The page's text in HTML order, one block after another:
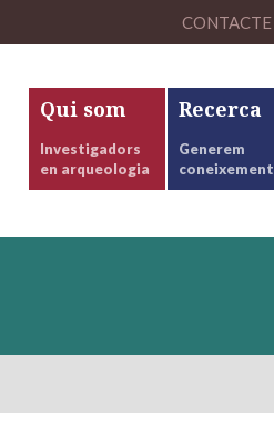
CONTACTE
Qui som
Investigadors
en arqueologia
Recerca
Generem
coneixement